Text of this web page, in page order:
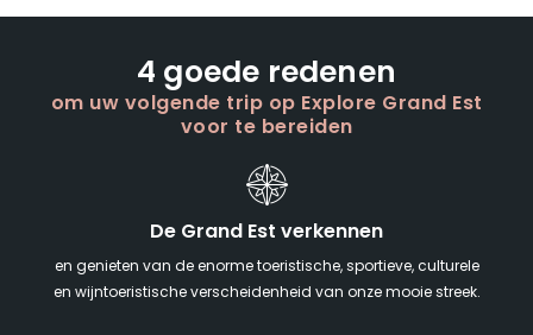
4 goede redenen
om uw volgende trip op Explore Grand Est
voor te bereiden
De Grand Est verkennen
en genieten van de enorme toeristische, sportieve, culturele
en wijntoeristische verscheidenheid van onze mooie streek.